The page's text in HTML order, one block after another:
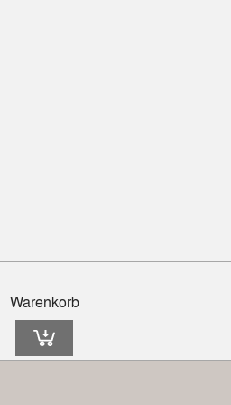
Warenkorb